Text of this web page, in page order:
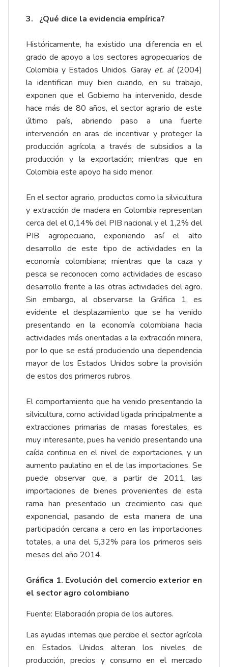
3. ¿Qué dice la evidencia empírica?
Históricamente, ha existido una diferencia en el
grado de apoyo a los sectores agropecuarios de
Colombia y Estados Unidos. Garay et. al(2004)
la identifican muy bien cuando, en su trabajo,
exponen que el Gobierno ha intervenido, desde
hace más de 80 años, el sector agrario de este
último país, abriendo paso a una fuerte
intervención en aras de incentivar y proteger la
producción agrícola, a través de subsidios a la
producción y la exportación; mientras que en
Colombia este apoyo ha sido menor.
En el sector agrario, productos como la silvicultura
y extracción de madera en Colombia representan
cerca del el 0,14% del PIB nacional y el 1,2% del
PIB agropecuario, exponiendo así el alto
desarrollo de este tipo de actividades en la
economía colombiana; mientras que la caza y
pesca se reconocen como actividades de escaso
desarrollo frente a las otras actividades del agro.
Sin embargo, al observarse la Gráfica 1, es
evidente el desplazamiento que se ha venido
presentando en la economía colombiana hacia
actividades más orientadas a la extracción minera,
por lo que se está produciendo una dependencia
mayor de los Estados Unidos sobre la provisión
de estos dos primeros rubros.
El comportamiento que ha venido presentando la
silvicultura, como actividad ligada principalmente a
extracciones primarias de masas forestales, es
muy interesante, pues ha venido presentando una
caída continua en el nivel de exportaciones, y un
aumento paulatino en el de las importaciones. Se
puede observar que, a partir de 2011, las
importaciones de bienes provenientes de esta
rama han presentado un crecimiento casi que
exponencial, pasando de esta manera de una
participación cercana a cero en las importaciones
totales, a una del 5,32% para los primeros seis
meses del año 2014.
Gráfica 1. Evolución del comercio exterior en
el sector agro colombiano
Fuente: Elaboración propia de los autores.
Las ayudas internas que percibe el sector agrícola
en Estados Unidos alteran los niveles de
producción, precios y consumo en el mercado